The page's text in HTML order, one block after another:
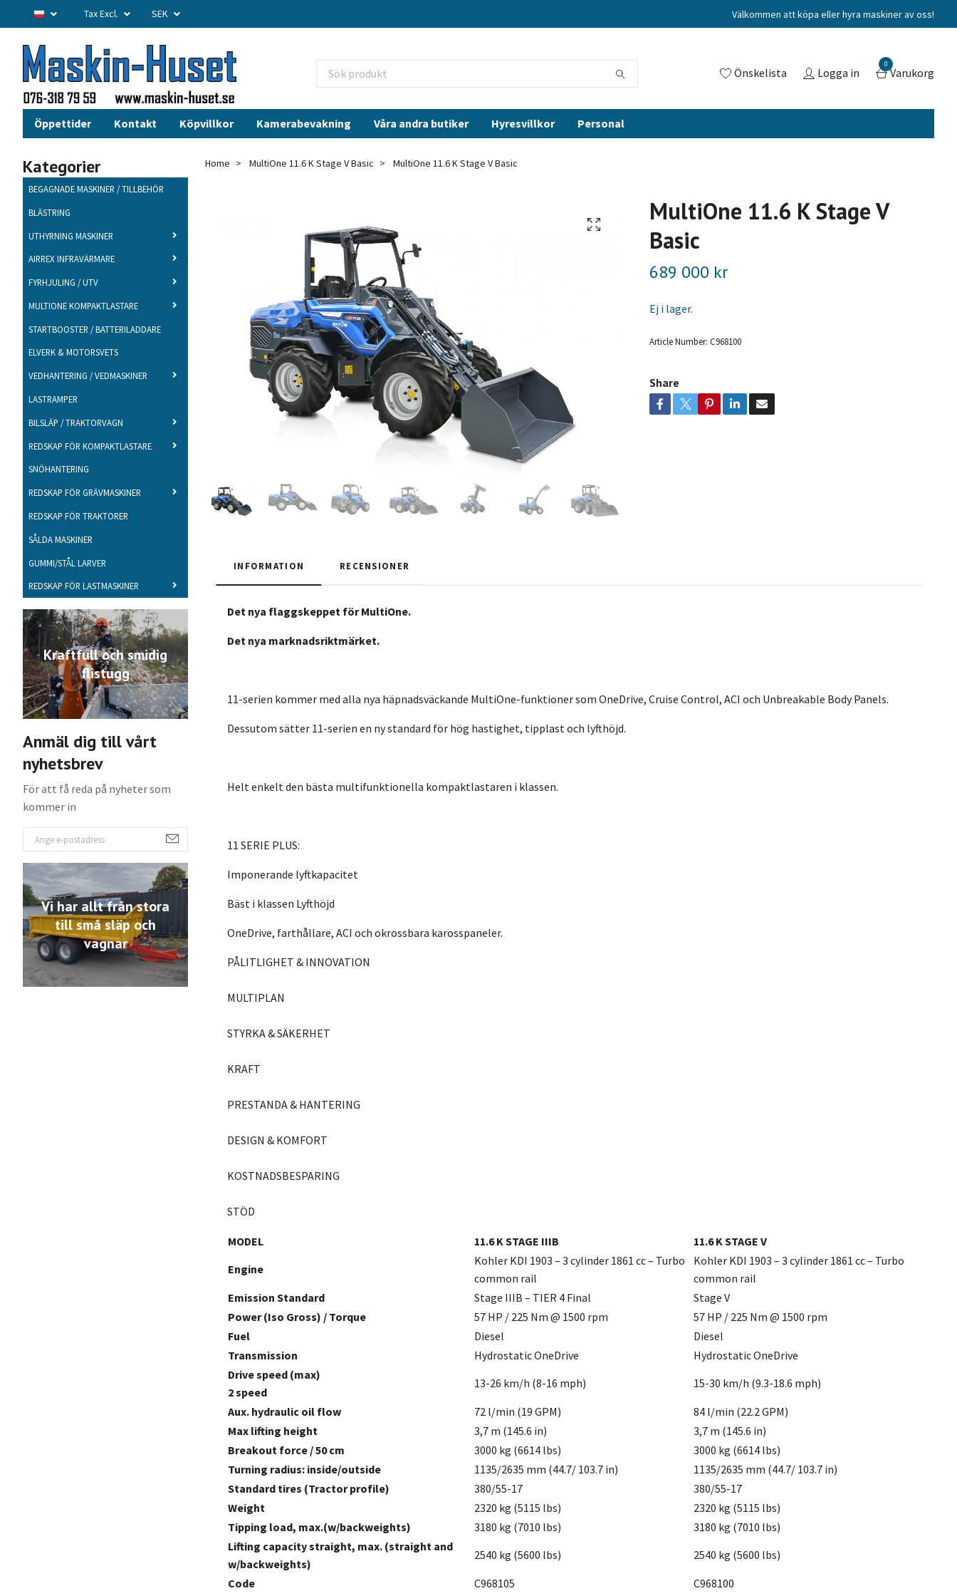
Tax Excl. SEK Välkommen att köpa eller hyra maskiner av oss!
Önskelista Logga in
0
Varukorg
Öppettider Kontakt Köpvillkor Kamerabevakning Våra andra butiker Hyresvillkor Personal
Kategorier
BEGAGNADE MASKINER / TILLBEHÖR
BLÄSTRING
UTHYRNING MASKINER
AIRREX INFRAVÄRMARE
FYRHJULING / UTV
MULTIONE KOMPAKTLASTARE
STARTBOOSTER / BATTERILADDARE
ELVERK & MOTORSVETS
VEDHANTERING / VEDMASKINER
LASTRAMPER
BILSLÄP / TRAKTORVAGN
REDSKAP FÖR KOMPAKTLASTARE
SNÖHANTERING
REDSKAP FÖR GRÄVMASKINER
REDSKAP FÖR TRAKTORER
SÅLDA MASKINER
GUMMI/STÅL LARVER
REDSKAP FÖR LASTMASKINER
Kraftfull och smidig
flistugg
Anmäl dig till vårt
nyhetsbrev
För att få reda på nyheter som
kommer in
Vi har allt från stora
till små släp och
vagnar
Home MultiOne 11.6 K Stage V Basic MultiOne 11.6 K Stage V Basic
MultiOne 11.6 K Stage V
Basic
689 000 kr
Ej i lager.
Article Number: C968100
Share
INFORMATION RECENSIONER
Det nya flaggskeppet för MultiOne.
Det nya marknadsriktmärket.
11-serien kommer med alla nya häpnadsväckande MultiOne-funktioner som OneDrive, Cruise Control, ACI och Unbreakable Body Panels.
Dessutom sätter 11-serien en ny standard för hög hastighet, tipplast och lyfthöjd.
Helt enkelt den bästa multifunktionella kompaktlastaren i klassen.
11 SERIE PLUS:
Imponerande lyftkapacitet
Bäst i klassen Lyfthöjd
OneDrive, farthållare, ACI och okrossbara karosspaneler.
PÅLITLIGHET & INNOVATION
MULTIPLAN
STYRKA & SÄKERHET
KRAFT
PRESTANDA & HANTERING
DESIGN & KOMFORT
KOSTNADSBESPARING
STÖD
MODEL 11.6 K STAGE IIIB
11.6 K STAGE V
Engine
Kohler KDI 1903 – 3 cylinder 1861 cc – Turbo
common rail
Kohler KDI 1903 – 3 cylinder 1861 cc – Turbo
common rail
Emission Standard
Stage IIIB – TIER 4 Final
Stage V
Power (Iso Gross) / Torque
57 HP / 225 Nm @ 1500 rpm
57 HP / 225 Nm @ 1500 rpm
Fuel
Diesel
Diesel
Transmission
Hydrostatic OneDrive
Hydrostatic OneDrive
Drive speed (max)
2 speed
13-26 km/h (8-16 mph)
15-30 km/h (9.3-18.6 mph)
Aux. hydraulic oil flow
72 l/min (19 GPM)
84 l/min (22.2 GPM)
Max lifting height
3,7 m (145.6 in)
3,7 m (145.6 in)
Breakout force / 50 cm
3000 kg (6614 lbs)
3000 kg (6614 lbs)
Turning radius: inside/outside
1135/2635 mm (44.7/ 103.7 in)
1135/2635 mm (44.7/ 103.7 in)
Standard tires (Tractor profile)
380/55-17
380/55-17
Weight
2320 kg (5115 lbs)
2320 kg (5115 lbs)
Tipping load, max.(w/backweights)
3180 kg (7010 lbs)
3180 kg (7010 lbs)
Lifting capacity straight, max. (straight and
w/backweights)
2540 kg (5600 lbs)
2540 kg (5600 lbs)
Code
C968105 C968100